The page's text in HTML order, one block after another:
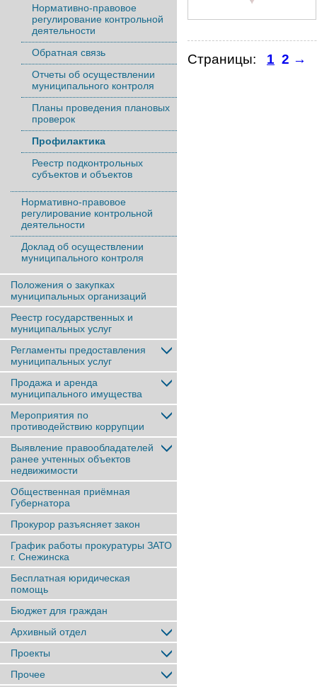
Нормативно-правовое
регулирование контрольной
деятельности
Обратная связь
Отчеты об осуществлении
муниципального контроля
Планы проведения плановых
проверок
Профилактика
Реестр подконтрольных
субъектов и объектов
Нормативно-правовое
регулирование контрольной
деятельности
Доклад об осуществлении
муниципального контроля
Положения о закупках
муниципальных организаций
Реестр государственных и
муниципальных услуг
Регламенты предоставления
муниципальных услуг
Продажа и аренда
муниципального имущества
Мероприятия по
противодействию коррупции
Выявление правообладателей
ранее учтенныx объектов
недвижимости
Общественная приёмная
Губернатора
Прокурор разъясняет закон
График работы прокуратуры ЗАТО
г. Снежинска
Бесплатная юридическая
помощь
Бюджет для граждан
Архивный отдел
Проекты
Прочее
Страницы: 1 2 →